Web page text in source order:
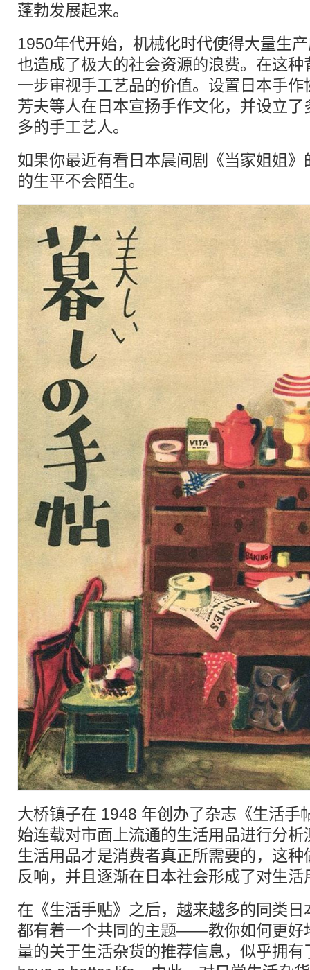
蓬勃发展起来。
1950年代开始，机械化时代使得大量生
也造成了极大的社会资源的浪费。在这
一步审视手工艺品的价值。设置日本手
芳夫等人在日本宣扬手作文化，并设立
多的手工艺人。
如果你最近有看日本晨间剧《当家姐姐
的生平不会陌生。
大桥镇子在 1948 年创办了杂志《生活手
始连载对市面上流通的生活用品进行分
生活用品才是消费者真正所需要的，这
反响，并且逐渐在日本社会形成了对生
在《生活手贴》之后，越来越多的同类
都有着一个共同的主题——教你如何更好
量的关于生活杂货的推荐信息，似乎拥